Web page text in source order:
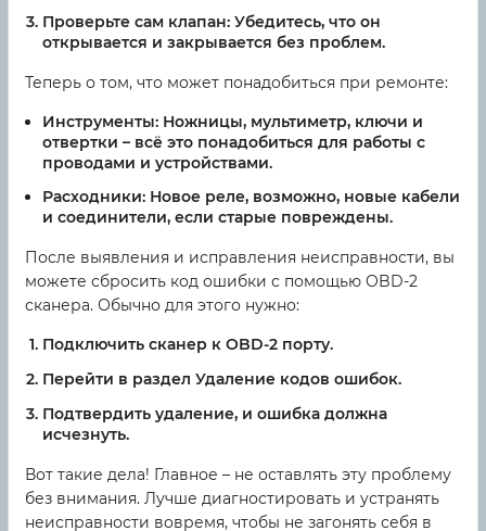
Проверьте сам клапан: Убедитесь, что он
открывается и закрывается без проблем.
Теперь о том, что может понадобиться при ремонте:
Инструменты: Ножницы, мультиметр, ключи и
отвертки – всё это понадобиться для работы с
проводами и устройствами.
Расходники: Новое реле, возможно, новые кабели
и соединители, если старые повреждены.
После выявления и исправления неисправности, вы
можете сбросить код ошибки с помощью OBD-2
сканера. Обычно для этого нужно:
Подключить сканер к OBD-2 порту.
Перейти в раздел Удаление кодов ошибок.
Подтвердить удаление, и ошибка должна
исчезнуть.
Вот такие дела! Главное – не оставлять эту проблему
без внимания. Лучше диагностировать и устранять
неисправности вовремя, чтобы не загонять себя в